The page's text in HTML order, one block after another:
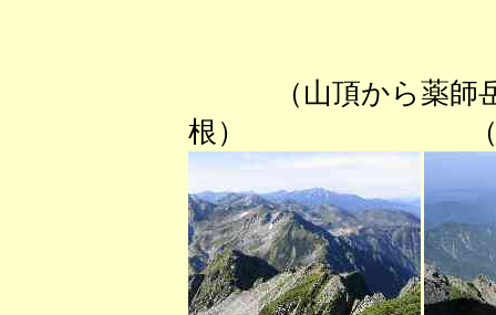
（山頂から薬
根） （剱岳